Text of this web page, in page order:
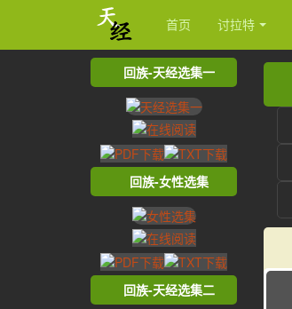
首页 讨拉特
回族-天经选集一
回族-女性选集
回族-天经选集二